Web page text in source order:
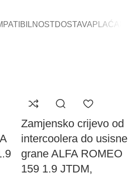
DOSTAVA
Zamjensko crijevo od
intercoolera do usisne
grane ALFA ROMEO
159 1.9 JTDM,